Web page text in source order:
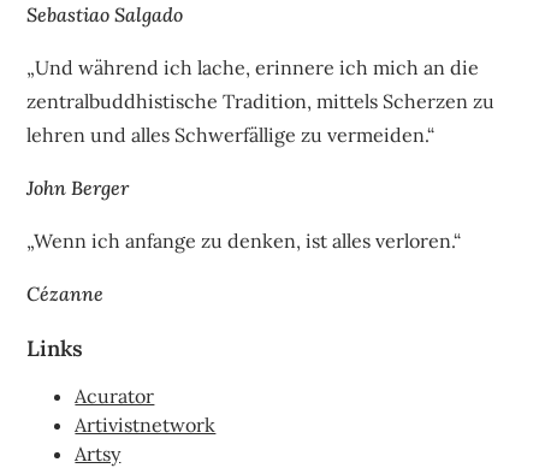
Sebastiao Salgado
„Und während ich lache, erinnere ich mich an die
zentralbuddhistische Tradition, mittels Scherzen zu
lehren und alles Schwerfällige zu vermeiden.“
John Berger
„Wenn ich anfange zu denken, ist alles verloren.“
Cézanne
Links
Acurator
Artivistnetwork
Artsy